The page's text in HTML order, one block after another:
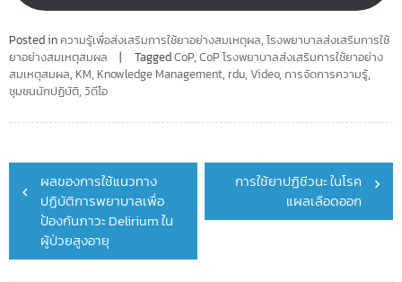
Posted in ความรู้เพื่อส่งเสริมการใช้ยาอย่างสมเหตุผล, โรงพยาบาลส่งเสริมการใช้
ยาอย่างสมเหตุสมผล
TaggedCoP, CoP โรงพยาบาลส่งเสริมการใช้ยาอย่าง
สมเหตุสมผล, KM, Knowledge Management, rdu, Video, การจัดการความรู้,
ชุมชนนักปฏิบัติ, วิดีโอ
Post
navigation
ผลของการใช้แนวทาง
ปฏิบัติการพยาบาลเพื่อ
ป้องกันภาวะ Delirium ใน
ผู้ป่วยสูงอายุ
การใช้ยาปฏิชีวนะ ในโรค
แผลเลือดออก